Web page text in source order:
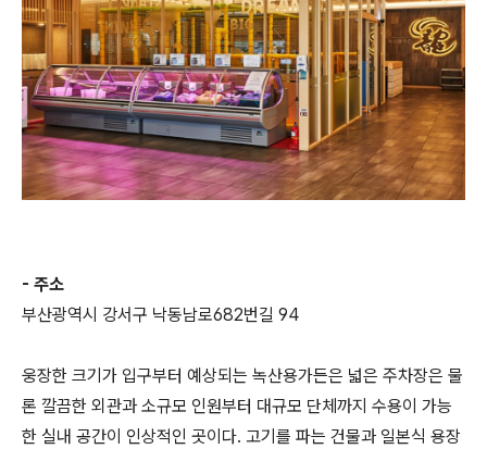
- 주소
부산광역시 강서구 낙동남로682번길 94
웅장한 크기가 입구부터 예상되는 녹산용가든은 넓은 주차장은 물
론 깔끔한 외관과 소규모 인원부터 대규모 단체까지 수용이 가능
한 실내 공간이 인상적인 곳이다. 고기를 파는 건물과 ​일본식 용장